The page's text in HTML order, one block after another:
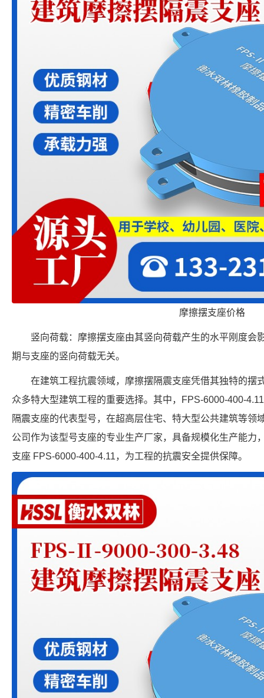
摩擦摆支座价格
竖向荷载：摩擦摆支座由其竖向荷载产生的水平刚度会
期与支座的竖向荷载无关。
在建筑工程抗震领域，摩擦摆隔震支座凭借其独特的摆
众多特大型建筑工程的重要选择。其中，FPS-6000-400-
隔震支座的代表型号，在超高层住宅、特大型公共建筑等领
公司作为该型号支座的专业生产厂家，具备规模化生产能力
支座 FPS-6000-400-4.11，为工程的抗震安全提供保障。